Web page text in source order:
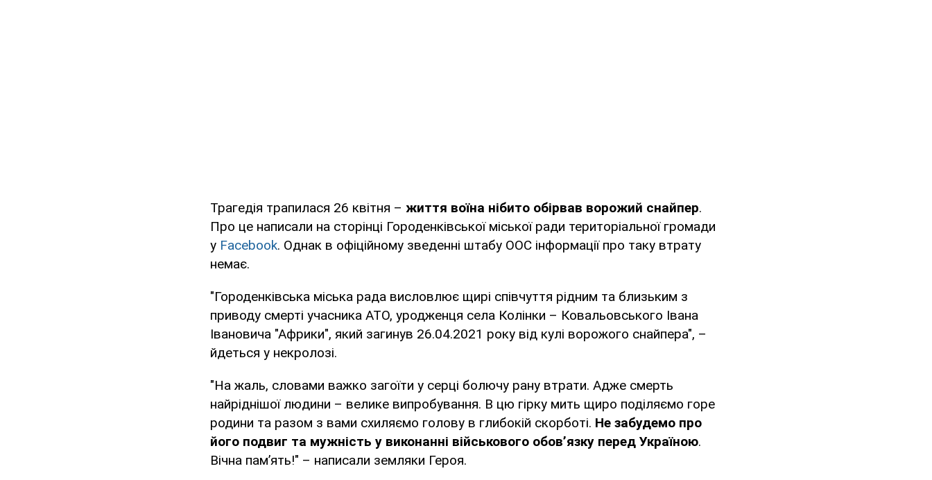
Трагедія трапилася 26 квітня – життя воїна нібито обірвав ворожий снайпер.
Про це написали на сторінці Городенківської міської ради територіальної громади
у Facebook. Однак в офіційному зведенні штабу ООС інформації про таку втрату
немає.
"Городенківська міська рада висловлює щирі співчуття рідним та близьким з
приводу смерті учасника АТО, уродженця села Колінки – Ковальовського Івана
Івановича "Африки", який загинув 26.04.2021 року від кулі ворожого снайпера", –
йдеться у некролозі.
"На жаль, словами важко загоїти у серці болючу рану втрати. Адже смерть
найріднішої людини – велике випробування. В цю гірку мить щиро поділяємо горе
родини та разом з вами схиляємо голову в глибокій скорботі. Не забудемо про
його подвиг та мужність у виконанні військового обов’язку перед Україною.
Вічна пам’ять!" – написали земляки Героя.